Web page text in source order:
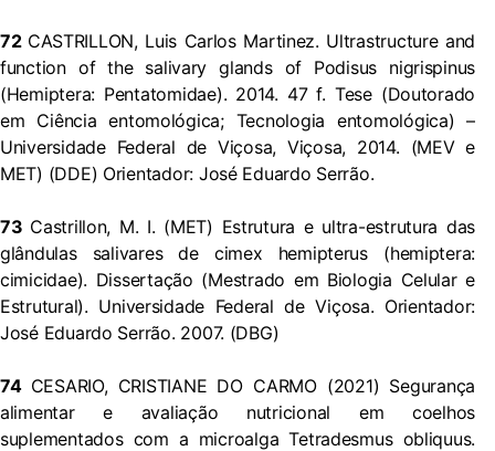
72 CASTRILLON, Luis Carlos Martinez. Ultrastructure and
function of the salivary glands of Podisus nigrispinus
(Hemiptera: Pentatomidae). 2014. 47 f. Tese (Doutorado
em Ciência entomológica; Tecnologia entomológica) –
Universidade Federal de Viçosa, Viçosa, 2014. (MEV e
MET) (DDE) Orientador: José Eduardo Serrão.
73 Castrillon, M. I. (MET) Estrutura e ultra-estrutura das
glândulas salivares de cimex hemipterus (hemiptera:
cimicidae). Dissertação (Mestrado em Biologia Celular e
Estrutural). Universidade Federal de Viçosa. Orientador:
José Eduardo Serrão. 2007. (DBG)
74 CESARIO, CRISTIANE DO CARMO (2021) Segurança
alimentar e avaliação nutricional em coelhos
suplementados com a microalga Tetradesmus obliquus.